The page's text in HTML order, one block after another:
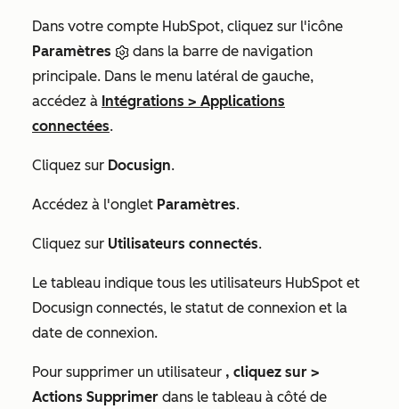
Dans votre compte HubSpot, cliquez sur l'icône
Paramètres
dans la barre de navigation
principale. Dans le menu latéral de gauche,
accédez à Intégrations > Applications
connectées.
Cliquez sur Docusign.
Accédez à l'onglet Paramètres.
Cliquez sur Utilisateurs connectés.
Le tableau indique tous les utilisateurs HubSpot et
Docusign connectés, le statut de connexion et la
date de connexion.
Pour supprimer un utilisateur , cliquez sur >
Actions Supprimer dans le tableau à côté de